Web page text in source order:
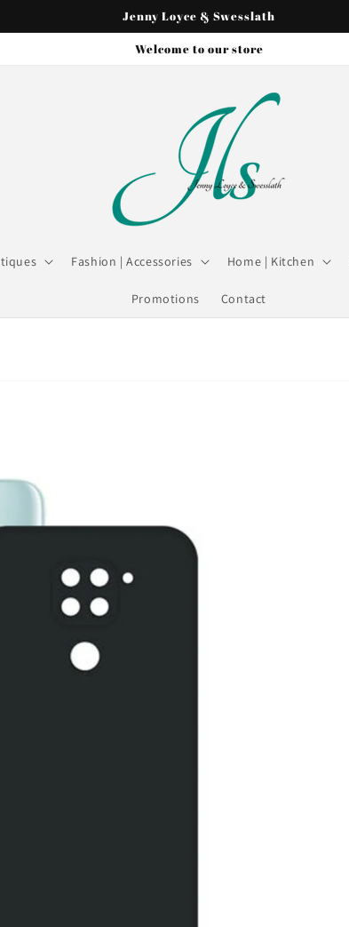
Jenny Loyce & Swesslath
Welcome to our store
Fashion | Accessories Home | Kitchen
Promotions Contact